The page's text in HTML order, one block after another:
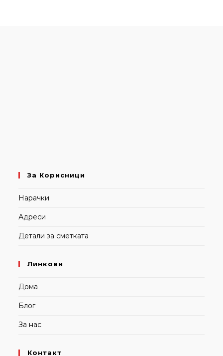
За Корисници
Нарачки
Адреси
Детали за сметката
Линкови
Дома
Блог
За нас
Контакт